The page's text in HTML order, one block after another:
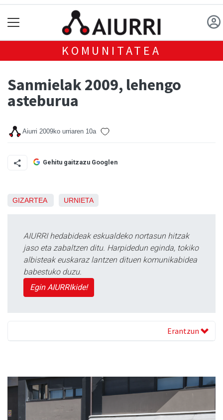
KOMUNITATEA
Sanmielak 2009, lehengo
asteburua
Aiurri 2009ko urriaren 10a
Gehitu gaitzazu Googlen
GIZARTEA URNIETA
AIURRI hedabideak eskualdeko nortasun hitzak
jaso eta zabaltzen ditu. Harpidedun eginda, tokiko
albisteak euskaraz lantzen dituen komunikabidea
babestuko duzu.
Egin AIURRIkide!
Erantzun